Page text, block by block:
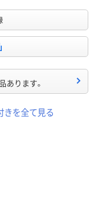
あります。
きを全て見る